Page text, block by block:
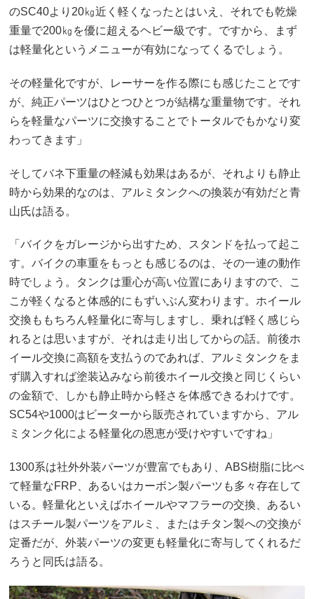
のSC40より20㎏近く軽くなったとはいえ、それでも乾燥
重量で200㎏を優に超えるヘビー級です。ですから、まず
は軽量化というメニューが有効になってくるでしょう。
その軽量化ですが、レーサーを作る際にも感じたことです
が、純正パーツはひとつひとつが結構な重量物です。それ
らを軽量なパーツに交換することでトータルでもかなり変
わってきます」
そしてバネ下重量の軽減も効果はあるが、それよりも静止
時から効果的なのは、アルミタンクへの換装が有効だと青
山氏は語る。
「バイクをガレージから出すため、スタンドを払って起こ
す。バイクの車重をもっとも感じるのは、その一連の動作
時でしょう。タンクは重心が高い位置にありますので、こ
こが軽くなると体感的にもずいぶん変わります。ホイール
交換ももちろん軽量化に寄与しますし、乗れば軽く感じら
れるとは思いますが、それは走り出してからの話。前後ホ
イール交換に高額を支払うのであれば、アルミタンクをま
ず購入すれば塗装込みなら前後ホイール交換と同じくらい
の金額で、しかも静止時から軽さを体感できるわけです。
SC54や1000はビーターから販売されていますから、アル
ミタンク化による軽量化の恩恵が受けやすいですね」
1300系は社外外装パーツが豊富でもあり、ABS樹脂に比べ
て軽量なFRP、あるいはカーボン製パーツも多々存在して
いる。軽量化といえばホイールやマフラーの交換、あるい
はスチール製パーツをアルミ、またはチタン製への交換が
定番だが、外装パーツの変更も軽量化に寄与してくれるだ
ろうと同氏は語る。